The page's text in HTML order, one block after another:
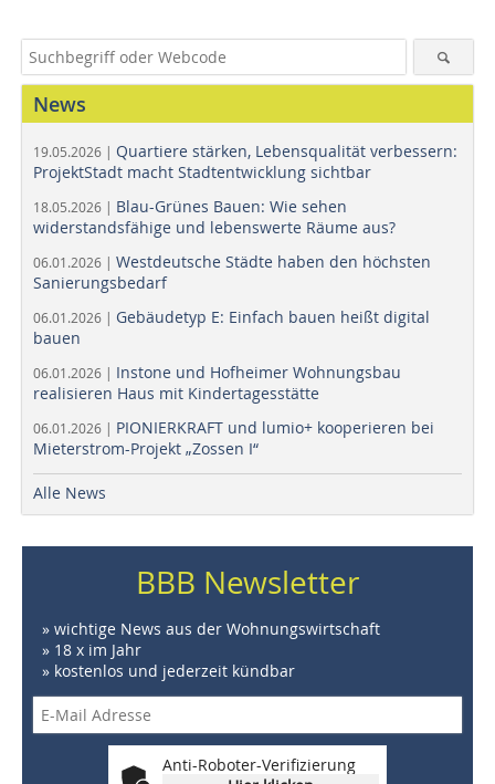
News
19.05.2026 | Quartiere stärken, Lebensqualität verbessern:
ProjektStadt macht Stadtentwicklung sichtbar
18.05.2026 | Blau-Grünes Bauen: Wie sehen
widerstandsfähige und lebenswerte Räume aus?
06.01.2026 | Westdeutsche Städte haben den höchsten
Sanierungsbedarf
06.01.2026 | Gebäudetyp E: Einfach bauen heißt digital
bauen
06.01.2026 | Instone und Hofheimer Wohnungsbau
realisieren Haus mit Kindertagesstätte
06.01.2026 | PIONIERKRAFT und lumio+ kooperieren bei
Mieterstrom-Projekt „Zossen I“
Alle News
BBB Newsletter
» wichtige News aus der Wohnungswirtschaft
» 18 x im Jahr
» kostenlos und jederzeit kündbar
Anti-Roboter-Verifizierung